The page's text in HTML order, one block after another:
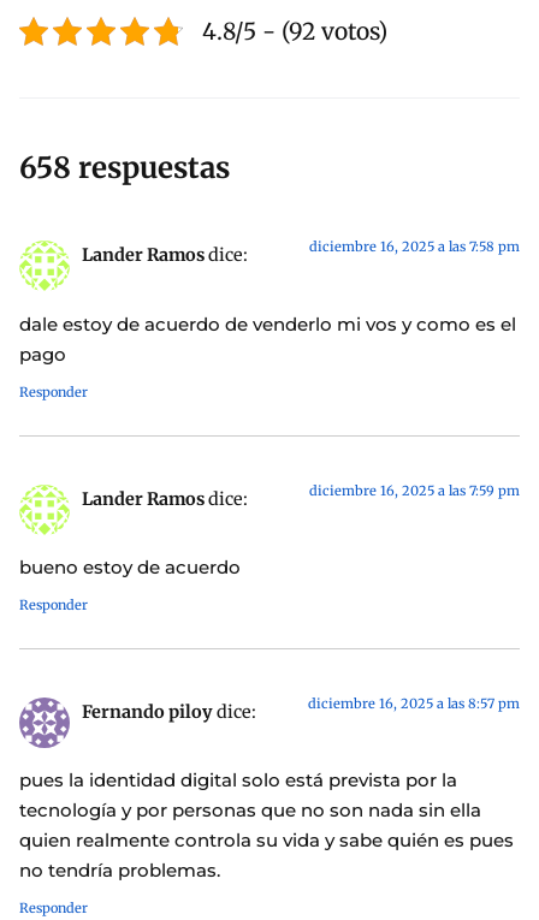
4.8/5 - (92 votos)
658 respuestas
Lander Ramosdice: diciembre 16, 2025 a las 7:58 pm
dale estoy de acuerdo de venderlo mi vos y como es el
pago
Responder
Lander Ramosdice: diciembre 16, 2025 a las 7:59 pm
bueno estoy de acuerdo
Responder
Fernando piloydice: diciembre 16, 2025 a las 8:57 pm
pues la identidad digital solo está prevista por la
tecnología y por personas que no son nada sin ella
quien realmente controla su vida y sabe quién es pues
no tendría problemas.
Responder